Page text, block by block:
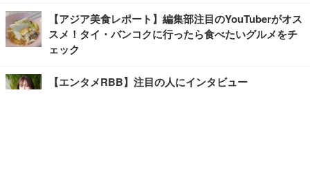
【アジア美食レポート】編集部注目のYouTuberがオス
スメ！タイ・バンコクに行ったら食べたいグルメをチ
ェック
【エンタメRBB】注目の人にインタビュー